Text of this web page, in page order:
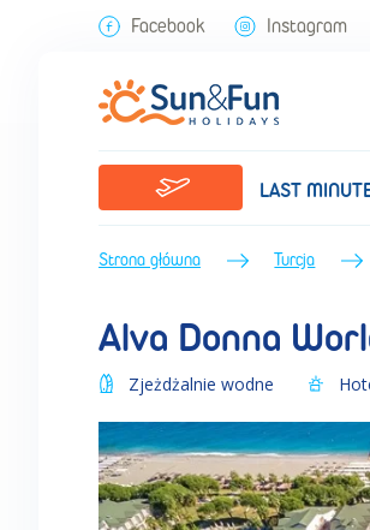
Facebook Instagram
LAST
Strona główna Turcja
Alva Donna
Zjeżdżalnie wodne
Alva Donna World Palace (Lato 2023) • Riwiera